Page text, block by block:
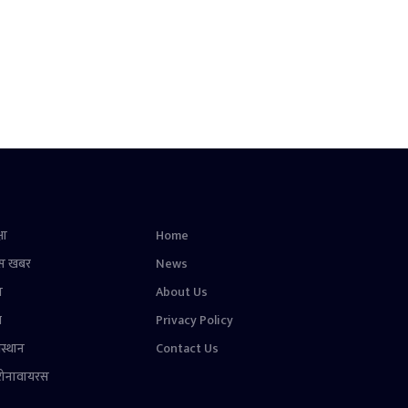
खबर
Home
News
About Us
Privacy Policy
Contact Us